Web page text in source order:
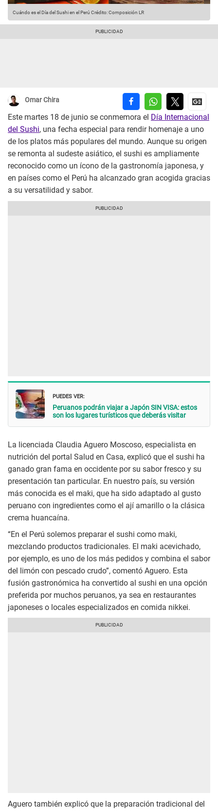
Cuándo es el Día del Sushi en el Perú Crédito: Composición LR
Omar Chira
Este martes 18 de junio se conmemora el Día Internacional
del Sushi, una fecha especial para rendir homenaje a uno
de los platos más populares del mundo. Aunque su origen
se remonta al sudeste asiático, el sushi es ampliamente
reconocido como un ícono de la gastronomía japonesa, y
en países como el Perú ha alcanzado gran acogida gracias
a su versatilidad y sabor.
PUEDES VER:
Peruanos podrán viajar a Japón SIN VISA: estos
son los lugares turísticos que deberás visitar
La licenciada Claudia Aguero Moscoso, especialista en
nutrición del portal Salud en Casa, explicó que el sushi ha
ganado gran fama en occidente por su sabor fresco y su
presentación tan particular. En nuestro país, su versión
más conocida es el maki, que ha sido adaptado al gusto
peruano con ingredientes como el ají amarillo o la clásica
crema huancaína.
“En el Perú solemos preparar el sushi como maki,
mezclando productos tradicionales. El maki acevichado,
por ejemplo, es uno de los más pedidos y combina el sabor
del limón con pescado crudo”, comentó Aguero. Esta
fusión gastronómica ha convertido al sushi en una opción
preferida por muchos peruanos, ya sea en restaurantes
japoneses o locales especializados en comida nikkei.
Aguero también explicó que la preparación tradicional del